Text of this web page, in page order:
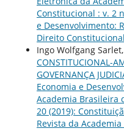
Constitucional : v. 2
e Desenvolvimento:
Direito
Ingo Wolfgang
CONSTITUCIONAL-
GOVERNANÇA
Economia e
Academia Brasileira
20 (2019):
Revista da